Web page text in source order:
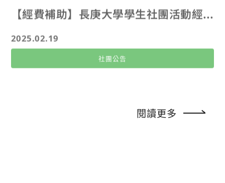
2025.02.19
社團公告
閱讀更多